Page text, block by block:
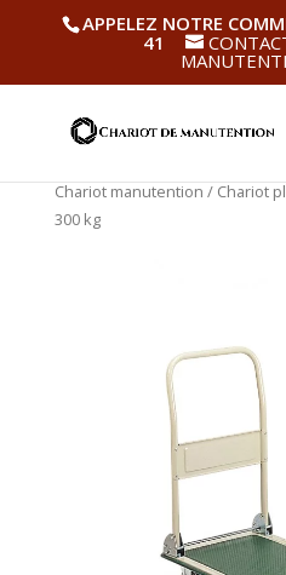
APPELEZ NOTRE
41
Chariot manutention / Chariot
300 kg